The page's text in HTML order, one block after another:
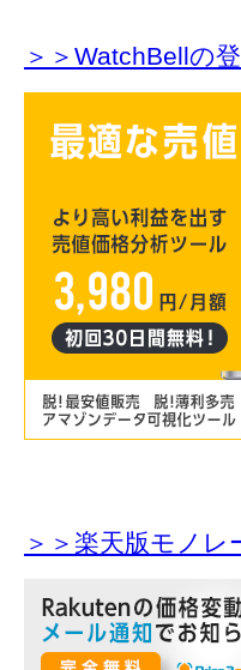
＞＞WatchBellの
＞＞楽天版モノレ